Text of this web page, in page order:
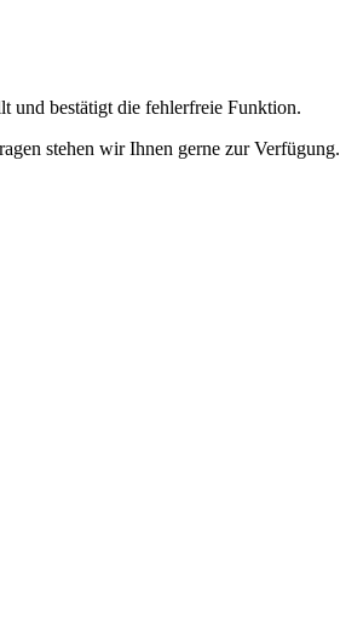
und bestätigt die fehlerfreie Funktion.
stehen wir Ihnen gerne zur Verfügung.